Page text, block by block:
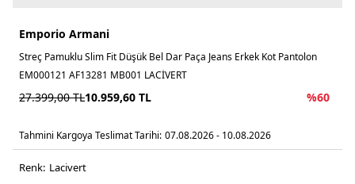
Emporio Armani
Streç Pamuklu Slim Fit Düşük Bel Dar Paça Jeans Erkek Kot Pantolon
EM000121 AF13281 MB001 LACİVERT
27.399,00TL10.959,60 TL %60
Tahmini Kargoya Teslimat Tarihi: 07.08.2026 - 10.08.2026
Renk: laci̇vert